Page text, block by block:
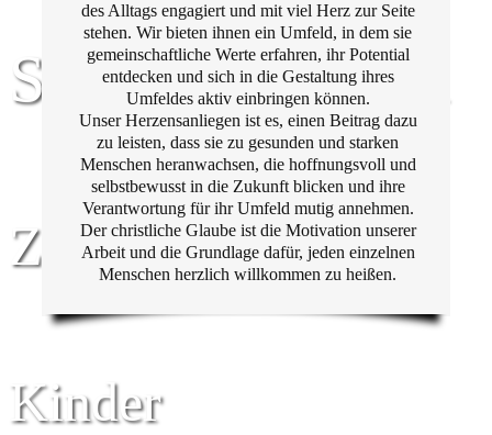
Stern im Norden
Zentrum für
Kinder
des Alltags engagiert und mit viel Herz zur Seite
stehen. Wir bieten ihnen ein Umfeld, in dem sie
gemeinschaftliche Werte erfahren, ihr Potential
entdecken und sich in die Gestaltung ihres
Umfeldes aktiv einbringen können.
Unser Herzensanliegen ist es, einen Beitrag dazu
zu leisten, dass sie zu gesunden und starken
Menschen heranwachsen, die hoffnungsvoll und
selbstbewusst in die Zukunft blicken und ihre
Verantwortung für ihr Umfeld mutig annehmen.
Der christliche Glaube ist die Motivation unserer
Arbeit und die Grundlage dafür, jeden einzelnen
Menschen herzlich willkommen zu heißen.